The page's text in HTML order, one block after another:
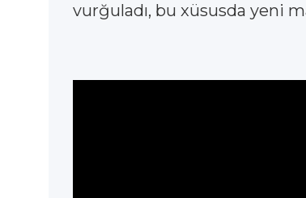
vurğuladı, bu xüsusda yeni